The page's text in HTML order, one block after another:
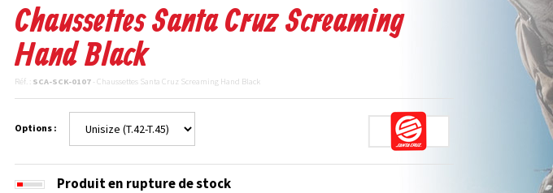
Chaussettes Santa Cruz Screaming
Hand Black
Réf. : SCA-SCK-0107 - Chaussettes Santa Cruz Screaming Hand Black
Options :
Produit en rupture de stock